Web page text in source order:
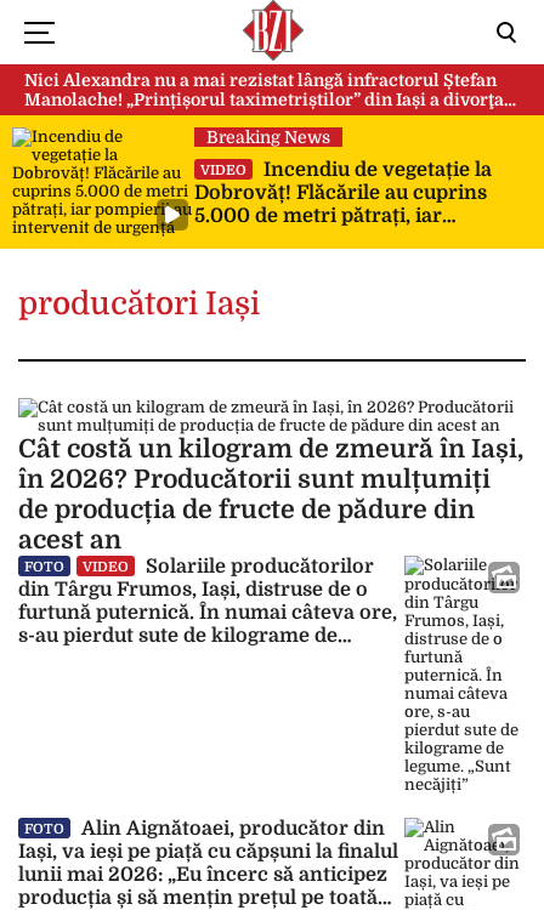
Nici Alexandra nu a mai rezistat lângă infractorul Ștefan
Manolache! „Prințișorul taximetriștilor” din Iași a divorţat
după doi ani de căsnicie
Breaking News
VIDEO
Incendiu de vegetație la
Dobrovăț! Flăcările au cuprins
5.000 de metri pătrați, iar
producători Iași
Cât costă un kilogram de zmeură în Iași,
în 2026? Producătorii sunt mulțumiți
de producția de fructe de pădure din
acest an
FOTO VIDEO
Solariile producătorilor
din Târgu Frumos, Iași, distruse de o
furtună puternică. În numai câteva ore,
s-au pierdut sute de kilograme de
FOTO
Alin Aignătoaei, producător din
Iași, va ieși pe piață cu căpșuni la finalul
lunii mai 2026: „Eu încerc să anticipez
producția și să mențin prețul pe toată